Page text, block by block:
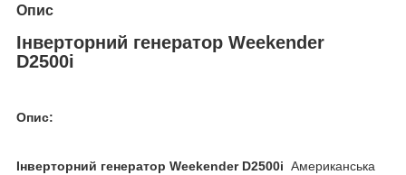
Опис
Інверторний генератор Weekender
D2500i
Опис:
Інверторний генератор Weekender D2500i Американська